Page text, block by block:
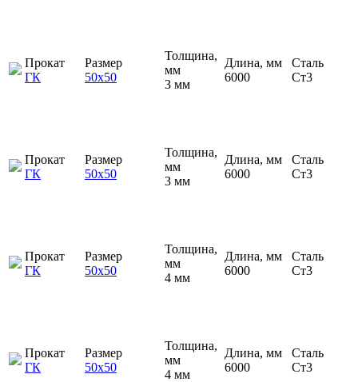
Прокат
ГК
Размер
50х50
Толщина,
мм
3 мм
Длина, мм
6000
Сталь
Ст3
Прокат
ГК
Размер
50х50
Толщина,
мм
3 мм
Длина, мм
6000
Сталь
Ст3
Прокат
ГК
Размер
50х50
Толщина,
мм
4 мм
Длина, мм
6000
Сталь
Ст3
Прокат
ГК
Размер
50х50
Толщина,
мм
4 мм
Длина, мм
6000
Сталь
Ст3